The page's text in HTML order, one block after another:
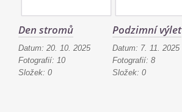
Den stromů
Datum: 20. 10. 2025
Fotografií: 10
Složek: 0
Podzimní výlet
Datum: 7. 11. 2025
Fotografií: 8
Složek: 0